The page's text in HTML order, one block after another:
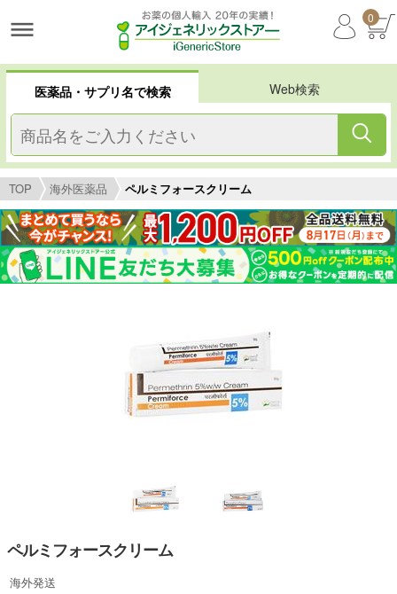
0
医薬品・サプリ名で検索 Web検索
TOP 海外医薬品 ペルミフォースクリーム
ペルミフォースクリーム
海外発送